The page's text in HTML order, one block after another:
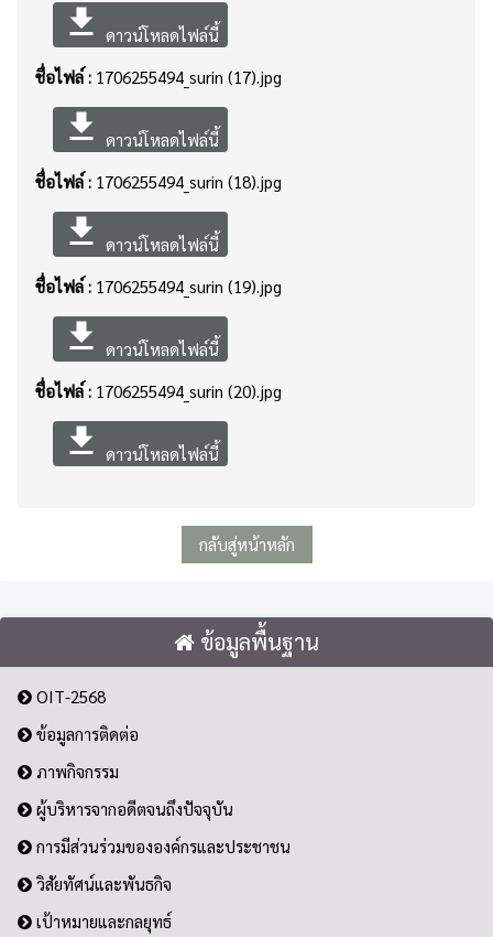
file_download ดาวน์โหลดไฟล์นี้
ชื่อไฟล์ : 1706255494_surin (17).jpg
file_download ดาวน์โหลดไฟล์นี้
ชื่อไฟล์ : 1706255494_surin (18).jpg
file_download ดาวน์โหลดไฟล์นี้
ชื่อไฟล์ : 1706255494_surin (19).jpg
file_download ดาวน์โหลดไฟล์นี้
ชื่อไฟล์ : 1706255494_surin (20).jpg
file_download ดาวน์โหลดไฟล์นี้
กลับสู่หน้าหลัก
ข้อมูลพื้นฐาน
OIT-2568
ข้อมูลการติดต่อ
ภาพกิจกรรม
ผู้บริหารจากอดีตจนถึงปัจจุบัน
การมีส่วนร่วมขององค์กรและประชาชน
วิสัยทัศน์และพันธกิจ
เป้าหมายและกลยุทธ์